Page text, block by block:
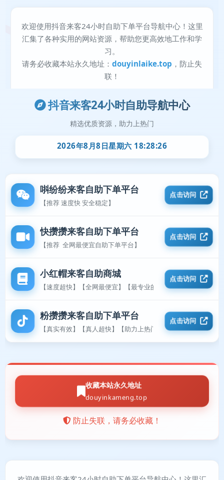
抖音来客24小时自助导航中心
精选优质资源，助力上热门
2026年8月8日星期六 18:28:26
唞纷纷来客自助下单平台
【推荐 速度快 安全稳定】
点击访问
快攒攒来客自助下单平台
【推荐 全网最便宜自助下单平台】
点击访问
小红帽来客自助商城
【速度超快】【全网最便宜】【最专业的平台】
点击访问
粉攒攒来客自助下单平台
【真实有效】【真人超快】【助力上热门】
点击访问
收藏本站永久地址
douyinkameng.top
防止失联，请务必收藏！